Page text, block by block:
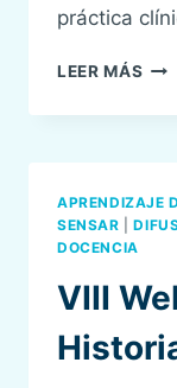
práctica
LEER MÁS IX
¿ES
APRENDIZAJE
SENSAR |
DOCENCIA
VIII